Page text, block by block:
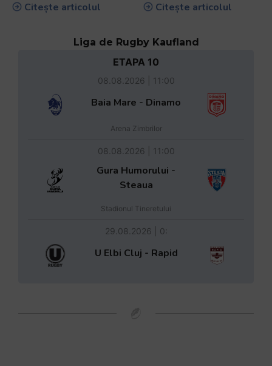
Citește articolul
Citește articolul
Liga de Rugby Kaufland
ETAPA 10
08.08.2026 | 11:00
Baia Mare - Dinamo
Arena Zimbrilor
08.08.2026 | 11:00
Gura Humorului -
Steaua
Stadionul Tineretului
29.08.2026 | 0:
U Elbi Cluj - Rapid